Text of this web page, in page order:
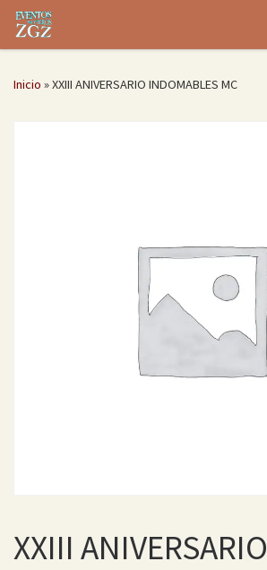
Saltar al contenido
Inicio »XXIII ANIVERSARIO INDOMABLES MC
XXIII ANIVERSARIO